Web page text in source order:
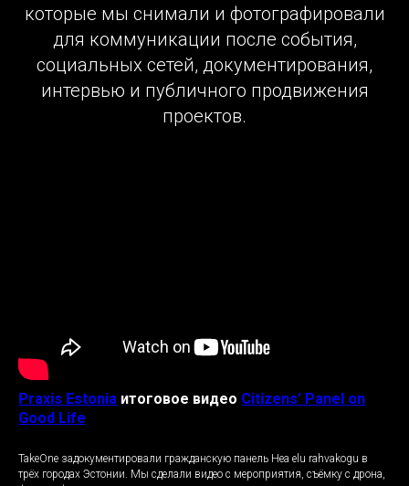
которые мы снимали и фотографировали
для коммуникации после события,
социальных сетей, документирования,
интервью и публичного продвижения
проектов.
Praxis Estonia итоговое видео Citizens’ Panel on
Good Life
TakeOne задокументировали гражданскую панель Hea elu rahvakogu в
трёх городах Эстонии. Мы сделали видео с мероприятия, съёмку с дрона,